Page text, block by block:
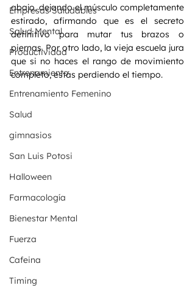
Empresas Saludables
Salud Mental
Productividad
Entrenamiento
Entrenamiento Femenino
Salud
gimnasios
San Luis Potosi
Halloween
Farmacología
Bienestar Mental
Fuerza
Cafeina
Timing
abajo, dejando el músculo completamente
estirado, afirmando que es el secreto
definitivo para mutar tus brazos o
piernas. Por otro lado, la vieja escuela jura
que si no haces el rango de movimiento
completo, estás perdiendo el tiempo.